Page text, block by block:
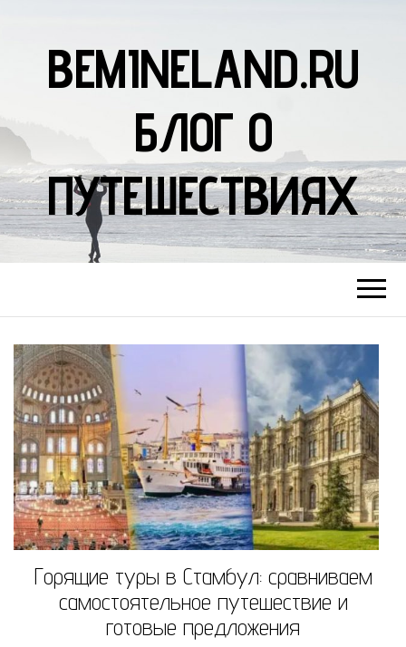
BEMINELAND.RU
БЛОГ О
ПУТЕШЕСТВИЯХ
Горящие туры в Стамбул: сравниваем
самостоятельное путешествие и
готовые предложения